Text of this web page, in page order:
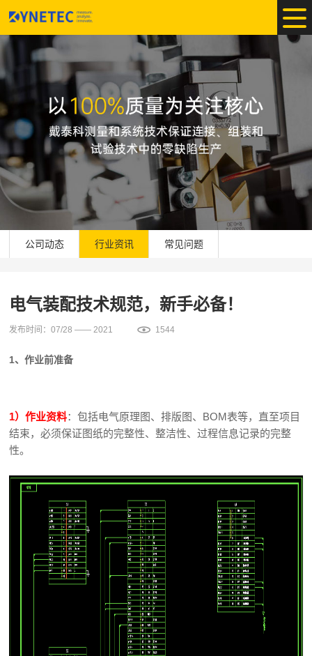
公司动态 行业资讯 常见问题
电气装配技术规范，新手必备！
发布时间：07/28 —— 2021 1544
1、作业前准备
1）作业资料：包括电气原理图、排版图、BOM表等，直至项目
结束，必须保证图纸的完整性、整洁性、过程信息记录的完整
性。